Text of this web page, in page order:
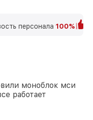
персонала 100%
моноблок мси
работает